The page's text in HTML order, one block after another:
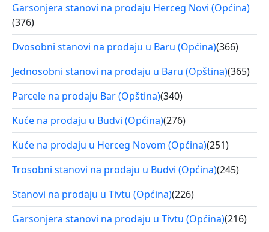
Garsonjera stanovi na prodaju Herceg Novi (Općina)
(376)
Dvosobni stanovi na prodaju u Baru (Općina)(366)
Jednosobni stanovi na prodaju u Baru (Opština)(365)
Parcele na prodaju Bar (Opština)(340)
Kuće na prodaju u Budvi (Općina)(276)
Kuće na prodaju u Herceg Novom (Općina)(251)
Trosobni stanovi na prodaju u Budvi (Općina)(245)
Stanovi na prodaju u Tivtu (Općina)(226)
Garsonjera stanovi na prodaju u Tivtu (Općina)(216)